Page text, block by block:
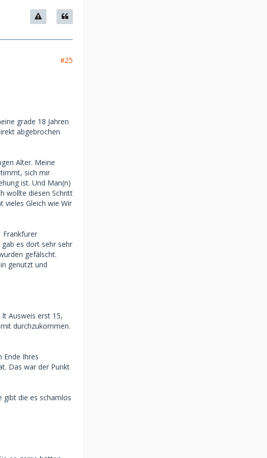
für
#25
grade 18 Jahren
abgebrochen
Alter. Meine
sich mir
ist. Und Man(n)
wollte diesen Schritt
vieles Gleich wie Wir
Frankfurer
es dort sehr sehr
gefälscht.
genutzt und
Ausweis erst 15,
durchzukommen.
Ende Ihres
Das war der Punkt
gibt die es schamlos